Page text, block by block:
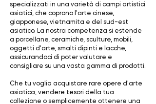
specializzati in una varietà di campi artistici
asiatici, che coprono l'arte cinese,
giapponese, vietnamita e del sud-est
asiatico. La nostra competenza si estende
a porcellane, ceramiche, sculture, mobili,
oggetti d'arte, smalti dipinti e lacche,
assicurandoci di poter valutare e
consigliare su una vasta gamma di prodotti.
Che tu voglia acquistare rare opere d'arte
asiatica, vendere tesori della tua
collezione o semplicemente ottenere una